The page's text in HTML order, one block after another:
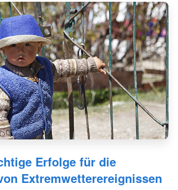
das Team, hat selbst
dazugelernt.
Erfolge für die
Extremwetterereignissen